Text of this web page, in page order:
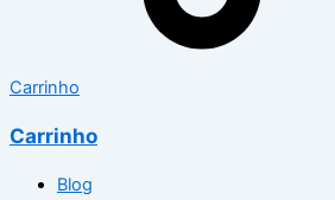
Carrinho
Carrinho
Blog